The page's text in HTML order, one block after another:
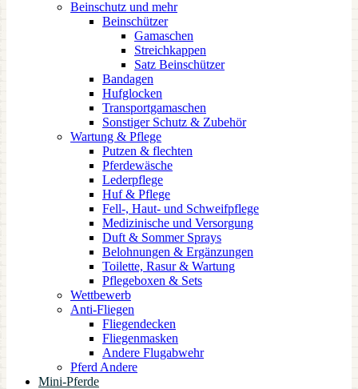
Beinschutz und mehr
Beinschützer
Gamaschen
Streichkappen
Satz Beinschützer
Bandagen
Hufglocken
Transportgamaschen
Sonstiger Schutz & Zubehör
Wartung & Pflege
Putzen & flechten
Pferdewäsche
Lederpflege
Huf & Pflege
Fell-, Haut- und Schweifpflege
Medizinische und Versorgung
Duft & Sommer Sprays
Belohnungen & Ergänzungen
Toilette, Rasur & Wartung
Pflegeboxen & Sets
Wettbewerb
Anti-Fliegen
Fliegendecken
Fliegenmasken
Andere Flugabwehr
Pferd Andere
Mini-Pferde